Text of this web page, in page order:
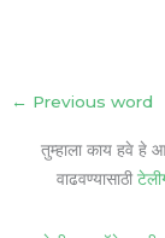
← Previous word
तुम्हाला काय हवे हे
वाढवण्यासाठी